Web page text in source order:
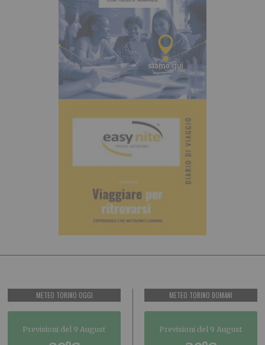
METEO TORINO OGGI
Previsioni del 9 August
METEO TORINO DOMANI
Previsioni del 9 August